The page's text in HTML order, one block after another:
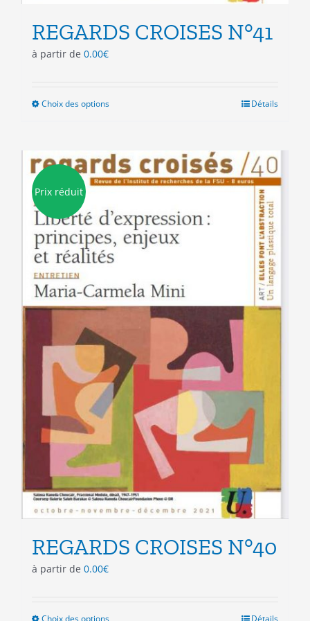
REGARDS CROISES N°41
à partir de 0.00€
Choix des optionsCe
plusieurs
variations.
Les
peuvent
être
choisies
sur
page
du
Détails
Prix réduit
REGARDS CROISES N°40
à partir de 0.00€